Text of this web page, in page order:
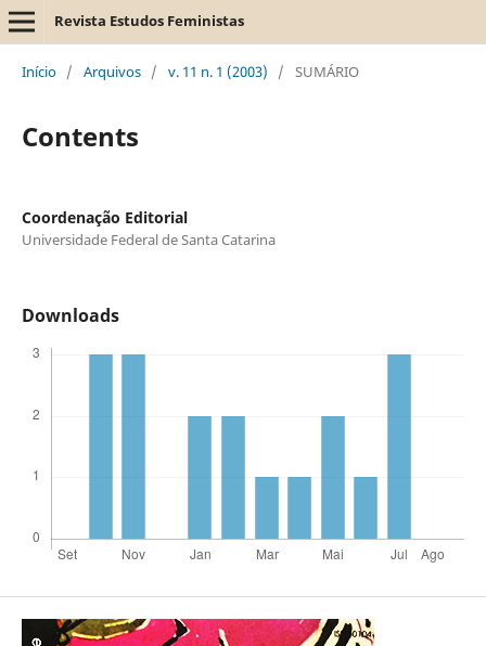
Revista Estudos Feministas
Início / Arquivos / v. 11 n. 1 (2003) / SUMÁRIO
Contents
Coordenação Editorial
Universidade Federal de Santa Catarina
Downloads